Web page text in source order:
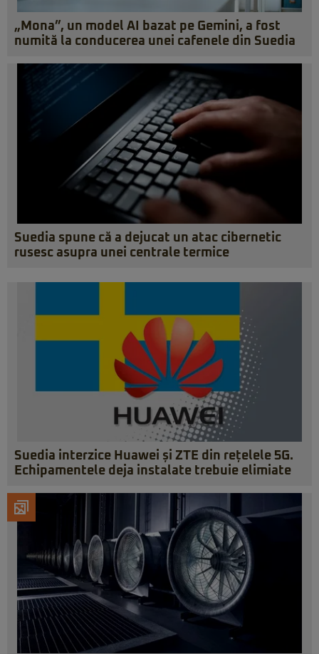
„Mona”, un model AI bazat pe Gemini, a fost
numită la conducerea unei cafenele din Suedia
Suedia spune că a dejucat un atac cibernetic
rusesc asupra unei centrale termice
Suedia interzice Huawei și ZTE din rețelele 5G.
Echipamentele deja instalate trebuie elimiate